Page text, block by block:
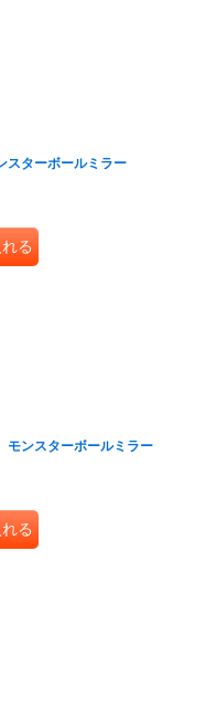
ターボールミラー
る
ンスターボールミラー
る